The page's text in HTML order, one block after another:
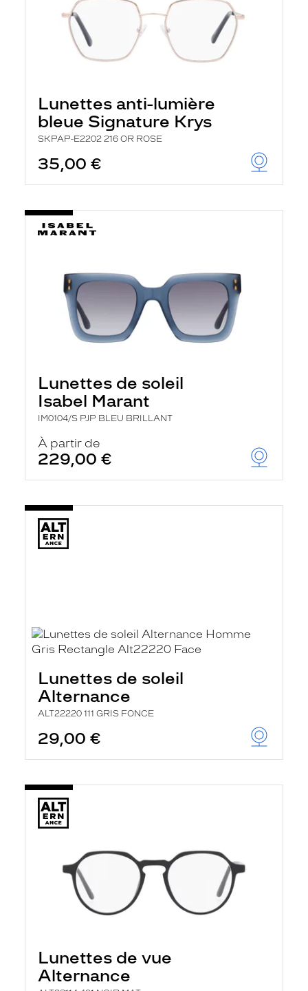
Lunettes anti-lumière
bleue Signature Krys
SKPAP-E2202 216 OR ROSE
35,00 €
Lunettes de soleil
Isabel Marant
IM0104/S PJP BLEU BRILLANT
À partir de
229,00 €
Lunettes de soleil
Alternance
ALT22220 111 GRIS FONCE
29,00 €
Lunettes de vue
Alternance